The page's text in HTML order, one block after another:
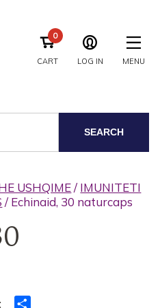
CART
0
LOG IN MENU
SEARCH
USHQIME/ IMUNITETI
/ Echinaid, 30 naturcaps